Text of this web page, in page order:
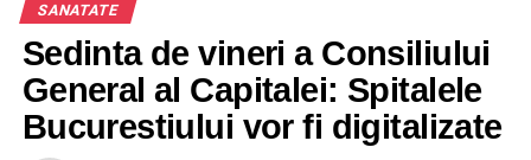
Piața Alba Iulia: Bulevardul Unirii numărul 73,
Centrul Vechi: Strada Franceză numărul 62,
Piața Revoluției,
SANATATE
Sedinta de vineri a Consiliului
General al Capitalei: Spitalele
Bucurestiului vor fi digitalizate